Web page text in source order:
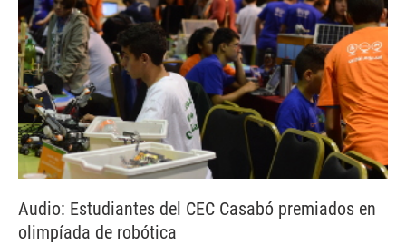
Audio: Estudiantes del CEC Casabó premiados en
olimpíada de robótica